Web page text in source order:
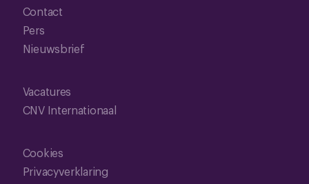
Contact
Pers
Nieuwsbrief
Vacatures
CNV Internationaal
Cookies
Privacyverklaring